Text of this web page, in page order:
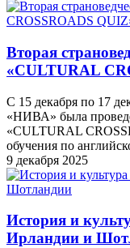
Вторая
«CULTURAL
С 15 декабря по 17
«НИВА» была
«CULTURAL
обучения по
9 декабря 2025
История и
Ирландии и